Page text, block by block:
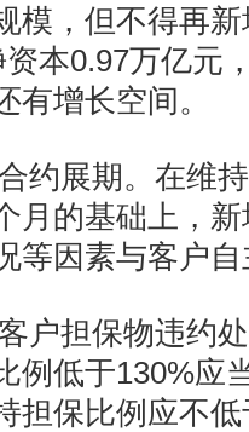
模，但不得再
本0.97万亿元
增长空间。
约展期。在维
月的基础上，
等因素与客户
户担保物违约
例低于130%应
担保比例应不